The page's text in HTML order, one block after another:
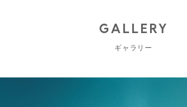
GALLERY
ギャラリー